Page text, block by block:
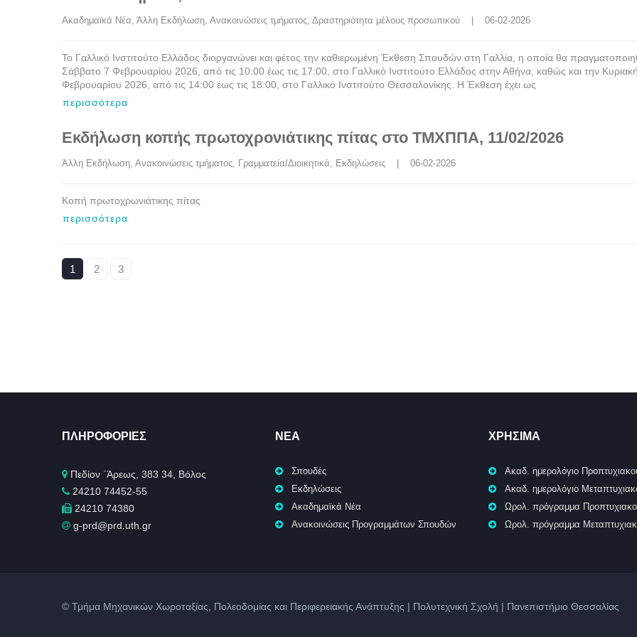
Ακαδημαϊκά Νέα, Άλλη Εκδήλωση, Ανακοινώσεις τμήματος, Δραστηριότητα μέλους προσωπικού
    |    06-02-2026
Το Γαλλικό Ινστιτούτο Ελλάδος διοργανώνει και φέτος την καθιερωμένη Έκθεση Σπουδών στη Γαλλία, η οποία θα
Σάββατο 7 Φεβρουαρίου 2026, από τις 10:00 έως τις 17:00, στο Γαλλικό Ινστιτούτο Ελλάδος στην Αθήνα, καθώς και την
Φεβρουαρίου 2026, από τις 14:00 έως τις 18:00, στο Γαλλικό Ινστιτούτο Θεσσαλονίκης. Η Έκθεση έχει ως
περισσότερα
Εκδήλωση κοπής πρωτοχρονιάτικης πίτας στο ΤΜΧΠΠΑ, 11/02/2026
Άλλη Εκδήλωση, Ανακοινώσεις τμήματος, Γραμματεία/Διοικητικά, Εκδηλώσεις
    |    06-02-2026
Κοπή πρωτοχρωνιάτικης πίτας
περισσότερα
1 2 3
ΠΛΗΡΟΦΟΡΊΕΣ
Πεδίον ΄Άρεως, 383 34, Βόλος
24210 74452-55
24210 74380
g-prd@prd.uth.gr
ΝΈΑ
Σπουδές
Εκδηλώσεις
Ακαδημαϊκά Νέα
Ανακοινώσεις Προγραμμάτων Σπουδών
ΧΡΉΣΙΜΑ
Ακαδ. ημερολόγιο
Ακαδ. ημερολόγιο
Ωρολ. πρόγραμμα
Ωρολ. πρόγραμμα
© Τμήμα Μηχανικών Χωροταξίας, Πολεοδομίας και Περιφερειακής Ανάπτυξης | Πολυτεχνική Σχολή | Πανεπιστήμιο Θεσσαλίας